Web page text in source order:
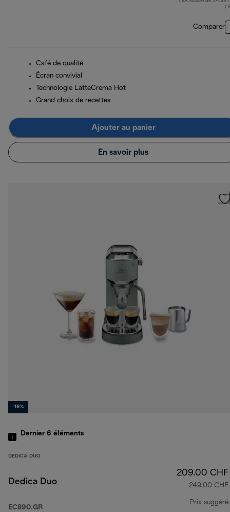
TVA incluse de 34.39
(
Comparer
Café de qualité
Écran convivial
Technologie LatteCrema Hot
Grand choix de recettes
Ajouter au panier
En savoir plus
-16%
Dernier 6 éléments
DEDICA DUO
Dedica Duo
EC890.GR
209.00 CHF
249.00 CHF
Prix suggéré